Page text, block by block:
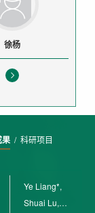
徐杨
/ 科研项目
Ye Liang*,
Shuai Lu,